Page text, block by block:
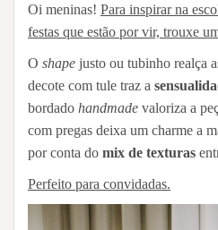
Oi meninas! Para inspirar na
festas que estão por vir, trouxe
O shape justo ou tubinho realça
decote com tule traz a
bordado handmade valoriza a
com pregas deixa um charme a
por conta do mix de texturas
Perfeito para convidadas.